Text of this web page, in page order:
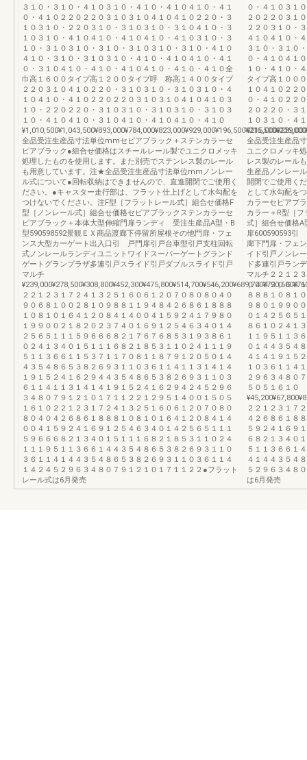
３１０・３１０・４１０３１０・４１０・４１０４１０・４１
０・４１０２２０２２０３１０３１０４１０４１０２２０・３
１０３１０・２２０３１０・３１０３１０・３１０４１０・３
１０３１０・４１０４１０・４１０４１０・４１０３１０・３
１０・３１０３１０・３１０・３１０３１０・３１０・４１０
４１０・３１０・３１０３１０・４１０・４１０４１０・４１
０・３１０４１０・４１０・４１０４１０・４１０・４１０全
巾高１６００タイプ高１２００タイプ呼 称高１４００タイプ
２２０３１０４１０２２０・３１０３１０・３１０３１０・４
１０４１０・４１０２２０２２０３１０３１０４１０４１０３
１０・２２０２２０・３１０３１０・３１０３１０・３１０３
１０・４１０４１０・３１０４１０・４１０４１０・４１０
全品受注生産品寸法単位mmセピアブラック＋ステンカラーセ
ピアブラック●組合せ価格はスチールレール製でユニクロメッキ
処理したものを使用します。また別売でステンレス製のレール
も用意しています。注★全品受注生産品寸法単位mmノンレー
ル式について●回転収納はできませんので、直進開閉でご使用く
ださい。●キャスター走行部は、フラット仕上げとして水勾配を
つけないでください。注F型［フラットレール式］組合せ価格F
型［ノンレール式］組合せ価格セピアブラックステンカラーセ
ピアブラック＋本体大型伸縮門扉ランディ 受注生産品A型・B
型590598592景観ＥＸ商品渡廊下停留所屋根その他門扉・フェ
ンス大型カーゲート出入口引 戸門扉引戸台車型引戸支柱回転
式ノンレールランディユニットワイドスーパーゲートグランド
ゲートグランプラザ多連引戸スライド引戸ダブルスライド引戸
マルチ
２２１２３１７２４１３２５１６０６１２０７０８０８０４０
９０６８１００２８１０９８８１１９４８４２６８６１８８８
１０８１０１６４１２０８４１４００４１５９２４１７９８０
１９９００２１８２０２３７４０１６９１２５４６３４０１４
２５６５１１１５９６６６８２１７６７６８５３１９３８６１
０２４１３４０１５１１１６８２１８５３１１０２４１１１９
５１１３６６１１５３７１１７０８１１８７９１２０５０１４
４３５４８６５３８２６９３１１０３６１１４１１３１４１４
１９１５２４１６２９４４３５４８６５３８２６９３１１０３
６１１４１１３１４１４１９１５２４１６２９４２４５２９６
３４８０７９１２１０１７１１２２１２９５１４００１５０５
１６１０２２１２３１７２４１３２５１６０６１２０７０８０
８０４０４２６８６１８８８１０８１０１６４１２０８４１４
００４１５９２４１６９１２５４６３４０１４２５６５１１１
５９６６６８２１３４０１５１１１６８２１８５３１１０２４
１１１９５１１３６６１４４３５４８６５３８２６９３１１０
３６１１４１４４３５４８６５３８２６９３１１０３６１１４
１４２４５２９６３４８０７９１２１０１７１１２２●フラット
レール式は6月発売
０・４１０３１
２０２２０３１
２２０３１０・
４１０４１０・
３１０・３１０
０・４１０４１
１０・４１０・
タイプ高１００
１０４１０２２
０・４１０２２
２０２２０・３
１０３１０・４
全品受注生産品
ユニクロメッキ
レス製のレール
生産品ノンレー
開閉でご使用く
として水勾配を
カラーセピアブ
カラー＋R型［
式］組合せ価格
扉600590593引
廊下門扉・フェ
イド引戸ノンレ
ド多連引戸ラン
マルチ２２１２
０４０９０６８
８８８１０８１
９８０１９９０
０１４２５６５
８６１０２４１
１１９５１１３
０１４４３５４
４１４１９１５
１０３６１１４
２９６３４８０
５０５１６１０
２２１２３１７
４２６８６１８
５９２４１６９
６８２１３４０
５１１３６６１
４１４４３５４
５２９６３４８
は6月発売